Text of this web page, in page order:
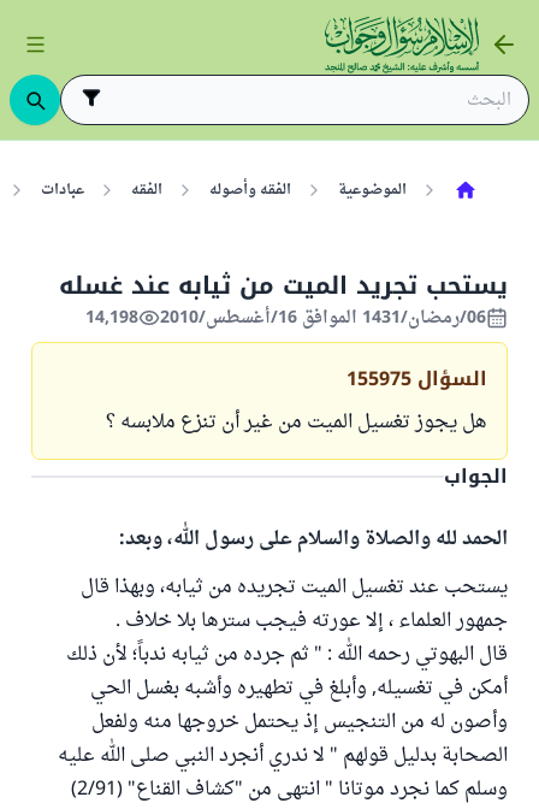
الموضوعية الفقه وأصوله الفقه عبادات
يستحب تجريد الميت من ثيابه عند غسله
06/رمضان/1431 الموافق 16/أغسطس/2010 14,198
السؤال 155975
هل يجوز تغسيل الميت من غير أن تنزع ملابسه ؟
الجواب
الحمد لله والصلاة والسلام على رسول الله، وبعد:
يستحب عند تغسيل الميت تجريده من ثيابه، وبهذا قال
جمهور العلماء ، إلا عورته فيجب سترها بلا خلاف .
قال البهوتي رحمه الله : " ثم جرده من ثيابه ندباً؛ لأن ذلك
أمكن في تغسيله, وأبلغ في تطهيره وأشبه بغسل الحي
وأصون له من التنجيس إذ يحتمل خروجها منه ولفعل
الصحابة بدليل قولهم " لا ندري أنجرد النبي صلى الله عليه
وسلم كما نجرد موتانا " انتهى من "كشاف القناع" (2/91)